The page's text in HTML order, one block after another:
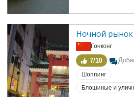
Ночной
Гонконг
7/10
Шоппинг
Блошиные и